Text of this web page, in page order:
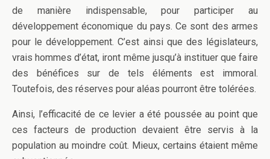
de manière indispensable, pour participer au
développement économique du pays. Ce sont des armes
pour le développement. C’est ainsi que des législateurs,
vrais hommes d’état, iront même jusqu’à instituer que faire
des bénéfices sur de tels éléments est immoral.
Toutefois, des réserves pour aléas pourront être tolérées.
Ainsi, l’efficacité de ce levier a été poussée au point que
ces facteurs de production devaient être servis à la
population au moindre coût. Mieux, certains étaient même